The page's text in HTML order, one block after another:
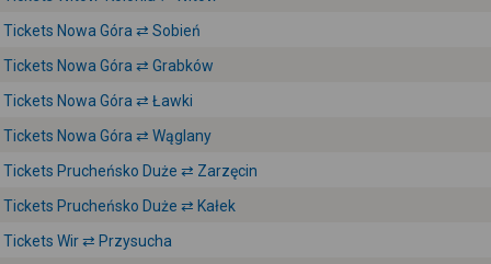
Tickets Nowa Góra ⇄ Sobień
Tickets Nowa Góra ⇄ Grabków
Tickets Nowa Góra ⇄ Ławki
Tickets Nowa Góra ⇄ Wąglany
Tickets Prucheńsko Duże ⇄ Zarzęcin
Tickets Prucheńsko Duże ⇄ Kałek
Tickets Wir ⇄ Przysucha